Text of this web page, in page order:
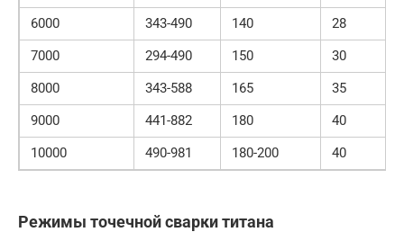
6000
343-490 140
28
7000
294-490 150
30
8000
343-588 165
35
9000
441-882 180
40
10000
490-981 180-200 40
Режимы точечной сварки титана